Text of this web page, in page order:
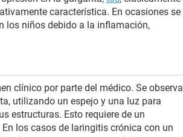
característica. En ocasiones se
los niños debido a la inflamación,
clínico por parte del médico. Se observa
utilizando un espejo y una luz para
estructuras. Esto requiere de un
los casos de laringitis crónica con un